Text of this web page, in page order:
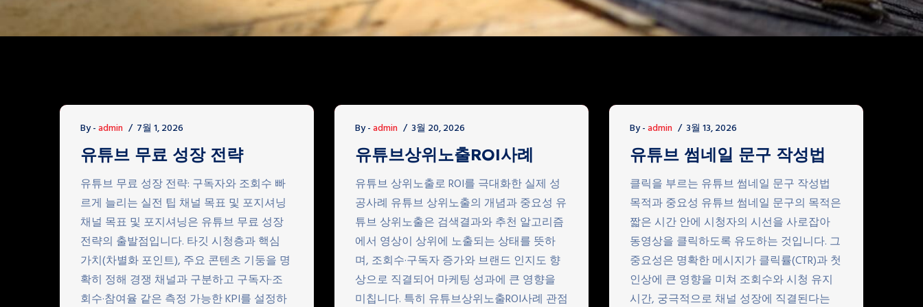
By -admin 7월 1, 2026
유튜브 무료 성장 전략
유튜브 무료 성장 전략: 구독자와 조회수 빠
르게 늘리는 실전 팁 채널 목표 및 포지셔닝
채널 목표 및 포지셔닝은 유튜브 무료 성장
전략의 출발점입니다. 타깃 시청층과 핵심
가치(차별화 포인트), 주요 콘텐츠 기둥을 명
확히 정해 경쟁 채널과 구분하고 구독자·조
회수·참여율 같은 측정 가능한 KPI를 설정하
By -admin 3월 20, 2026
유튜브상위노출ROI사례
유튜브 상위노출로 ROI를 극대화한 실제 성
공사례 유튜브 상위노출의 개념과 중요성 유
튜브 상위노출은 검색결과와 추천 알고리즘
에서 영상이 상위에 노출되는 상태를 뜻하
며, 조회수·구독자 증가와 브랜드 인지도 향
상으로 직결되어 마케팅 성과에 큰 영향을
미칩니다. 특히 유튜브상위노출ROI사례 관점
By -admin 3월 13, 2026
유튜브 썸네일 문구 작성법
클릭을 부르는 유튜브 썸네일 문구 작성법
목적과 중요성 유튜브 썸네일 문구의 목적은
짧은 시간 안에 시청자의 시선을 사로잡아
동영상을 클릭하도록 유도하는 것입니다. 그
중요성은 명확한 메시지가 클릭률(CTR)과 첫
인상에 큰 영향을 미쳐 조회수와 시청 유지
시간, 궁극적으로 채널 성장에 직결된다는